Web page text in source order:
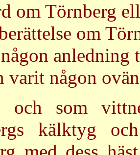
om Törnberg
om
anledning
varit någon
och som
kälktyg